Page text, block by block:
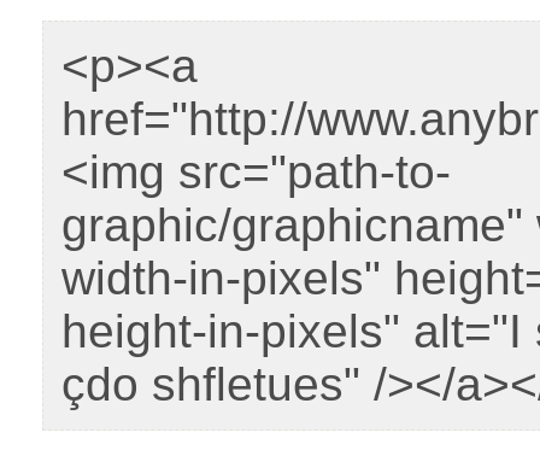
<p><a
href="http://
<img src="path-to-
graphic/
width-in-pixels"
height-in-pixels" alt="I
çdo shfletues" /></